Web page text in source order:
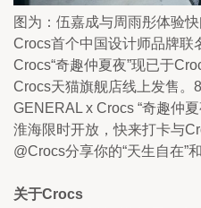
图为：伍嘉成与周雨彤体验
Crocs首个中国设计师品牌联
Crocs“奇趣仲夏夜”现已于
Crocs天猫旗舰店线上发售。
GENERAL x Crocs “奇趣仲
淮海限时开放，快来打卡与
@Crocs分享你的“天生自在”
关于Crocs